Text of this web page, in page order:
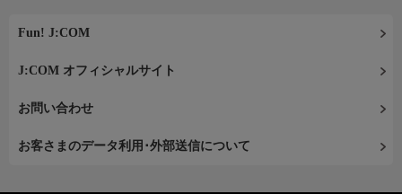
Fun! J:COM
J:COM オフィシャルサイト
お問い合わせ
お客さまのデータ利用･外部送信について